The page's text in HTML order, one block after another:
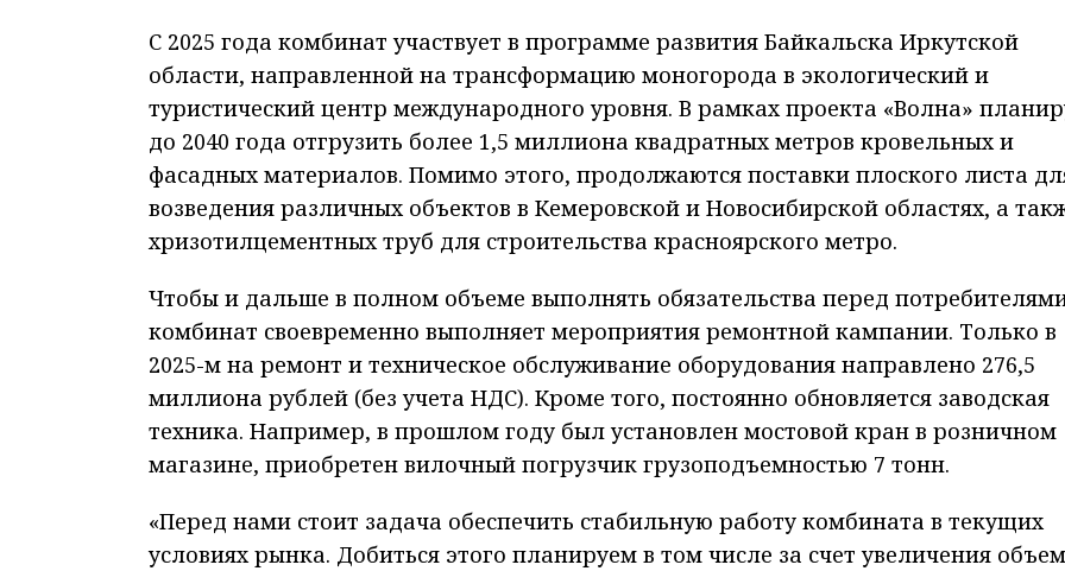
С 2025 года комбинат участвует в программе развития Байкальска Иркутской
области, направленной на трансформацию моногорода в экологический и
туристический центр международного уровня. В рамках проекта «Волна»
до 2040 года отгрузить более 1,5 миллиона квадратных метров кровельных и
фасадных материалов. Помимо этого, продолжаются поставки плоского листа
возведения различных объектов в Кемеровской и Новосибирской областях, а
хризотилцементных труб для строительства красноярского метро.
Чтобы и дальше в полном объеме выполнять обязательства перед
комбинат своевременно выполняет мероприятия ремонтной кампании. Только в
2025-м на ремонт и техническое обслуживание оборудования направлено 276,5
миллиона рублей (без учета НДС). Кроме того, постоянно обновляется заводская
техника. Например, в прошлом году был установлен мостовой кран в розничном
магазине, приобретен вилочный погрузчик грузоподъемностью 7 тонн.
«Перед нами стоит задача обеспечить стабильную работу комбината в текущих
условиях рынка. Добиться этого планируем в том числе за счет увеличения